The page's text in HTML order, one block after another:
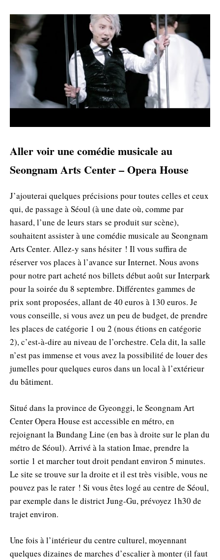
Aller voir une comédie musicale au
Seongnam Arts Center – Opera House
J’ajouterai quelques précisions pour toutes celles et ceux
qui, de passage à Séoul (à une date où, comme par
hasard, l’une de leurs stars se produit sur scène),
souhaitent assister à une comédie musicale au Seongnam
Arts Center. Allez-y sans hésiter ! Il vous suffira de
réserver vos places à l’avance sur Internet. Nous avons
pour notre part acheté nos billets début août sur Interpark
pour la soirée du 8 septembre. Différentes gammes de
prix sont proposées, allant de 40 euros à 130 euros. Je
vous conseille, si vous avez un peu de budget, de prendre
les places de catégorie 1 ou 2 (nous étions en catégorie
2), c’est-à-dire au niveau de l’orchestre. Cela dit, la salle
n’est pas immense et vous avez la possibilité de louer des
jumelles pour quelques euros dans un local à l’extérieur
du bâtiment.
Situé dans la province de Gyeonggi, le Seongnam Art
Center Opera House est accessible en métro, en
rejoignant la Bundang Line (en bas à droite sur le plan du
métro de Séoul). Arrivé à la station Imae, prendre la
sortie 1 et marcher tout droit pendant environ 5 minutes.
Le site se trouve sur la droite et il est très visible, vous ne
pouvez pas le rater ! Si vous êtes logé au centre de Séoul,
par exemple dans le district Jung-Gu, prévoyez 1h30 de
trajet environ.
Une fois à l’intérieur du centre culturel, moyennant
quelques dizaines de marches d’escalier à monter (il faut